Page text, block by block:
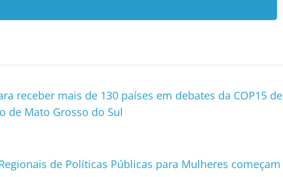
receber mais de 130 países em debates da COP15 de
de Mato Grosso do Sul
de Políticas Públicas para Mulheres começam